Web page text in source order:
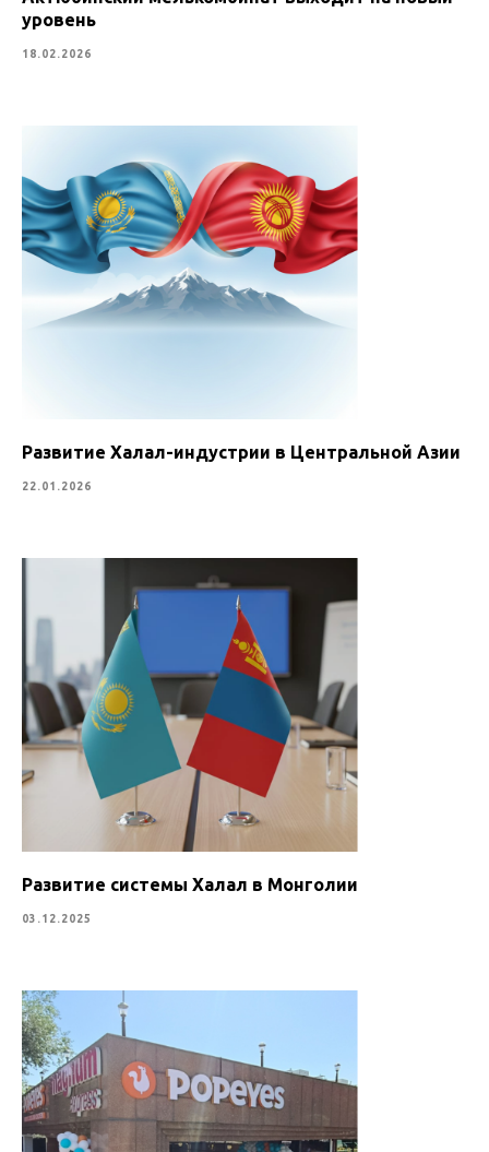
уровень
18.02.2026
Развитие Халал-индустрии в Центральной Азии
22.01.2026
Развитие системы Халал в Монголии
03.12.2025